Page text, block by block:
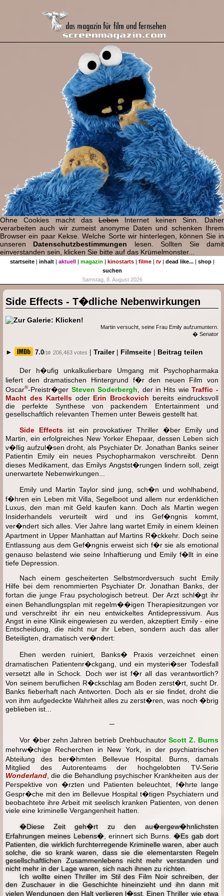
startseite| inhalt| aktuell| magazin | kinostarts| filme| tv| dead like...| shop|
suchen
Samstag, 8. August 2026
Side Effects - T�dliche Nebenwirkungen
Martin versucht, seine Frau Emily aufzumuntern.
� Senator
► 7.0/10 206,463 votes |Trailer| Filmseite | Beitrag teilen
Der h�ufig unkalkulierbare Umgang mit Psychopharmaka
liefert den dramatischen Hintergrund f�r den neuen Film von
Oscar®-Preistr�ger Steven Soderbergh , der in Hits wieTraffic -
Macht des Kartellsoder Erin Brockovich bereits eindrucksvoll
die perfekte Synthese von packendem Entertainment und
gesellschaftlich relevanten Themen unter Beweis gestellt hat.
Side Effects ist ein provokativer Thriller �ber Emily und
Martin, ein erfolgreiches New Yorker Ehepaar, dessen Leben sich
v�llig aufzul�sen droht, als Psychiater Dr. Jonathan Banks seiner
Patientin Emily ein neues Psychopharmakon verschreibt. Denn
dieses Medikament, das Emilys Angstst�rungen lindern soll, zeigt
unerwartete Nebenwirkungen...
Emily und Martin Taylor sind jung, sch�n und wohlhabend,
f�hren ein Leben mit Villa, Segelboot und allem nur erdenklichen
Luxus, den man mit Geld kaufen kann. Doch als Martin wegen
Insiderhandels verurteilt wird und ins Gef�ngnis kommt,
ver�ndert sich alles. Vier Jahre lang wartet Emily in einem kleinen
Apartment in Upper Manhattan auf Martins R�ckkehr. Doch seine
Entlassung aus dem Gef�ngnis erweist sich f�r sie als emotional
genauso belastend wie seine Inhaftierung und Emily f�llt in eine
tiefe Depression.
Nach einem gescheiterten Selbstmordversuch sucht Emily
Hilfe bei dem renommierten Psychiater Dr. Jonathan Banks, der
fortan die junge Frau psychologisch betreut. Der Arzt schl�gt ihr
einen Behandlungsplan mit regelm��igen Therapiesitzungen vor
und verschreibt ihr ein neu entwickeltes Antidepressivum. Aus
Angst in eine Klinik eingewiesen zu werden, akzeptiert Emily - eine
Entscheidung, die nicht nur ihr Leben, sondern auch das aller
Beteiligten, dramatisch ver�ndert:
Ehen werden ruiniert, Banks� Praxis verzeichnet einen
dramatischen Patientenr�ckgang, und ein mysteri�ser Todesfall
versetzt alle in Schock. Doch wer ist f�r all das verantwortlich?
Von seinem beruflichen R�ckschlag am Boden zerst�rt, sucht Dr.
Banks fieberhaft nach Antworten. Doch als er sie findet, droht die
von ihm aufgedeckte Wahrheit alles zu zerst�ren, was noch �brig
geblieben ist...
─
Vor �ber zehn Jahren betrieb DrehbuchautorScott Z. Burns
mehrw�chige Recherchen in New York, in der psychiatrischen
Abteilung des ber�hmten Bellevue Hospital. Burns, damals
Mitglied des Autorenteams der hochgelobten TV-Serie
Wonderland , die die Behandlung psychischer Krankheiten aus der
Perspektive von �rzten und Patienten beleuchtet, f�hrte lange
Gespr�che mit den im Bellevue Hospital t�tigen Psychiatern und
beobachtete ihre Arbeit mit seelisch kranken Patienten, von denen
viele eine kriminelle Vergangenheit hatten.
�Diese Zeit geh�rt zu den au�ergew�hnlichsten
Erfahrungen meines Lebens�, erinnert sich Burns.�Es gab dort
Patienten, die wirklich furchterregende Kriminelle waren, aber auch
solche, die so krank waren, dass sie die elementarsten Regeln
gesellschaftlichen Zusammenlebens nicht mehr verstanden und
nicht mehr in der Lage waren, sich nach ihnen zu richten.
Ich wollte einen Thriller im Stil des Film Noir schreiben, der
den Zuschauer in die Geschichte hineinzieht und ihn dann mit
vielen Wendungen den Halt verlieren l�sst. Einen Thriller wie etwa
Ohne Cookies macht das Leben Internet keinen Sinn. Daher
verarbeiten auch wir zumeist anonyme Daten und schenken Ihrem
Browser ein paar Kekse. Welche Sorte wir hinterlegen, können Sie in
unseren Datenschutzbestimmungen lesen. Sollten Sie damit
einverstanden sein, klicken Sie bitte auf das Krümelmonster...